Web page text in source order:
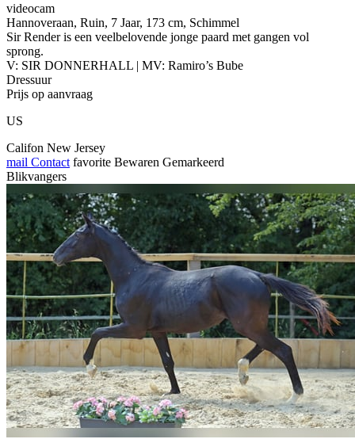
videocam
Hannoveraan, Ruin, 7 Jaar, 173 cm, Schimmel
Sir Render is een veelbelovende jonge paard met gangen vol
sprong.
V: SIR DONNERHALL | MV: Ramiro’s Bube
Dressuur
Prijs op aanvraag
US
Califon New Jersey
mail Contact favorite Bewaren Gemarkeerd
Blikvangers